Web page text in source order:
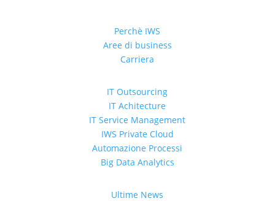
Perchè IWS
Aree di business
Carriera
IT Outsourcing
IT Achitecture
IT Service Management
IWS Private Cloud
Automazione Processi
Big Data Analytics
Ultime News